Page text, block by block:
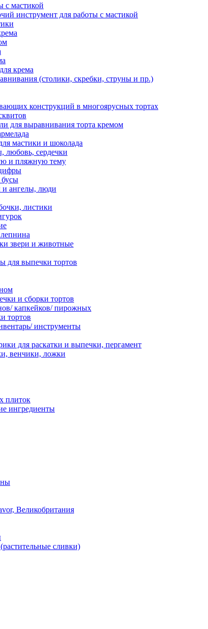
с мастикой
инструмент для работы с мастикой
крема
(столики, скребки, струны и пр.)
конструкций в многоярусных тортах
для выравнивания торта кремом
мастики и шоколада
любовь, сердечки
и пляжную тему
ангелы, люди
листики
звери и животные
выпечки тортов
и сборки тортов
капкейков/ пирожных
тортов
инструменты
для раскатки и выпечки, пергамент
венчики, ложки
плиток
ингредиенты
Великобритания
сливки)